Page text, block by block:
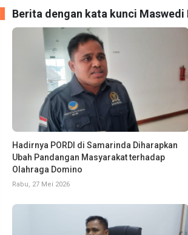
Berita dengan kata kunci Maswedi
Hadirnya PORDI di Samarinda Diharapkan
Ubah Pandangan Masyarakat terhadap
Olahraga Domino
Rabu, 27 Mei 2026